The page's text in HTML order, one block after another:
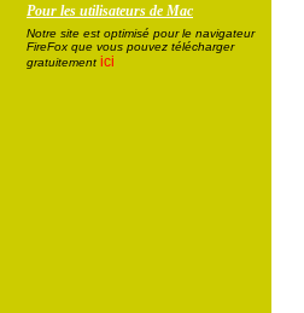
Pour les utilisateurs de Mac
Notre site est optimisé pour le navigateur
FireFox que vous pouvez télécharger
gratuitement ici